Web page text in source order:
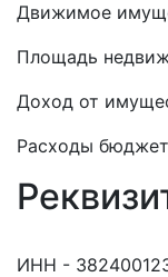
Движимое
Площадь
Доход от
Расходы
ИНН -